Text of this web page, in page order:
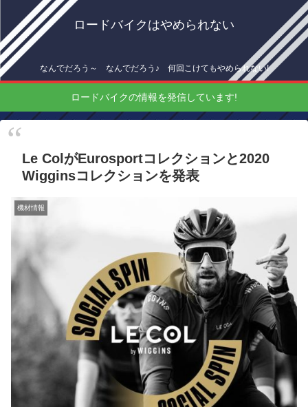
ロードバイクはやめられない
なんでだろう～ なんでだろう♪ 何回こけてもやめられない!
ロードバイクの情報を発信しています!
Le ColがEurosportコレクションと2020
Wigginsコレクションを発表
機材情報